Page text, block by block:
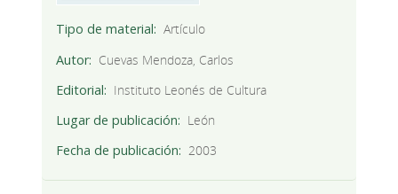
Tipo de material
Artículo
Autor
Cuevas Mendoza, Carlos
Editorial
Instituto Leonés de Cultura
Lugar de publicación
León
Fecha de publicación
2003